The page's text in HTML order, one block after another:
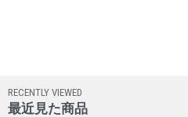
RECENTLY VIEWED
最近見た商品